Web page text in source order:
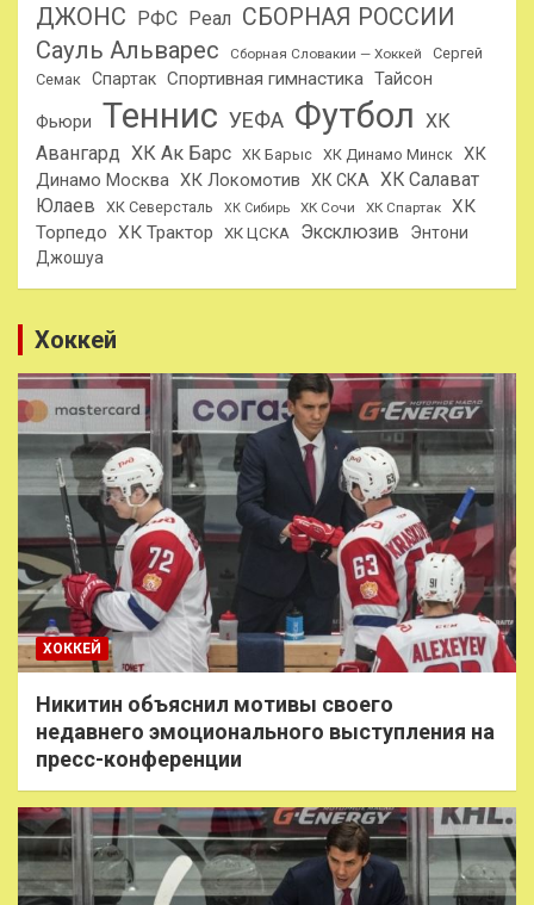
ДЖОНС РФС Реал СБОРНАЯ РОССИИ
Сауль Альварес Сборная Словакии — Хоккей
Сергей
Семак
Спартак Спортивная гимнастика Тайсон
Фьюри Теннис УЕФА Футбол ХК
Авангард ХК Ак Барс ХК Барыс ХК Динамо Минск
ХК
Динамо Москва ХК Локомотив ХК СКА
ХК Салават
Юлаев
ХК Северсталь ХК Сибирь ХК Сочи ХК Спартак
ХК
Торпедо ХК Трактор ХК ЦСКА Эксклюзив
Энтони
Джошуа
Хоккей
ХОККЕЙ
Никитин объяснил мотивы своего
недавнего эмоционального выступления на
пресс-конференции